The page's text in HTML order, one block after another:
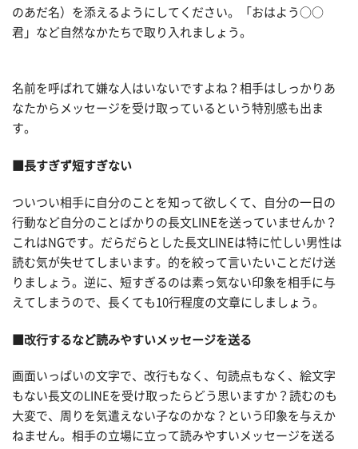
のあだ名）を添えるようにしてください。「おはよう○○
君」など自然なかたちで取り入れましょう。
名前を呼ばれて嫌な人はいないですよね？相手はしっかりあ
なたからメッセージを受け取っているという特別感も出ま
す。
■長すぎず短すぎない
ついつい相手に自分のことを知って欲しくて、自分の一日の
行動など自分のことばかりの長文LINEを送っていませんか？
これはNGです。だらだらとした長文LINEは特に忙しい男性は
読む気が失せてしまいます。的を絞って言いたいことだけ送
りましょう。逆に、短すぎるのは素っ気ない印象を相手に与
えてしまうので、長くても10行程度の文章にしましょう。
■改行するなど読みやすいメッセージを送る
画面いっぱいの文字で、改行もなく、句読点もなく、絵文字
もない長文のLINEを受け取ったらどう思いますか？読むのも
大変で、周りを気遣えない子なのかな？という印象を与えか
ねません。相手の立場に立って読みやすいメッセージを送る